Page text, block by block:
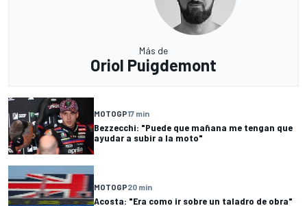
Más de
Oriol Puigdemont
MOTOGP17 min
Bezzecchi: "Puede que mañana me tengan que
ayudar a subir a la moto"
MOTOGP20 min
Acosta: "Era como ir sobre un taladro de obra"